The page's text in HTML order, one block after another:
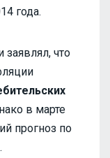
года.
заявлял, что
в марте
прогноз по